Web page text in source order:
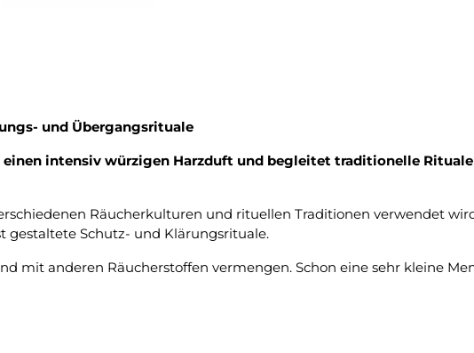
und Übergangsrituale
intensiv würzigen Harzduft und begleitet traditionelle
Räucherkulturen und rituellen Traditionen verwendet
gestaltete Schutz- und Klärungsrituale.
mit anderen Räucherstoffen vermengen. Schon eine sehr kleine